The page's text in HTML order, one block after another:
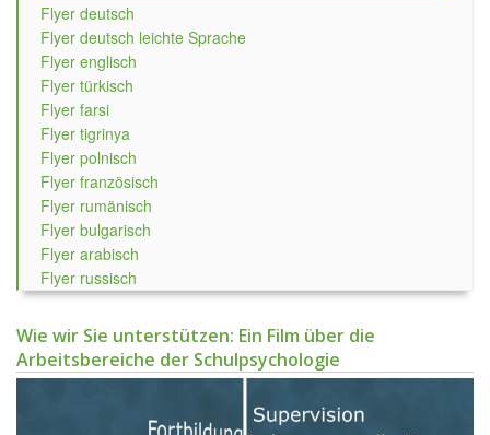
Flyer deutsch
Flyer deutsch leichte Sprache
Flyer englisch
Flyer türkisch
Flyer farsi
Flyer tigrinya
Flyer polnisch
Flyer französisch
Flyer rumänisch
Flyer bulgarisch
Flyer arabisch
Flyer russisch
Wie wir Sie unterstützen: Ein Film über die
Arbeitsbereiche der Schulpsychologie